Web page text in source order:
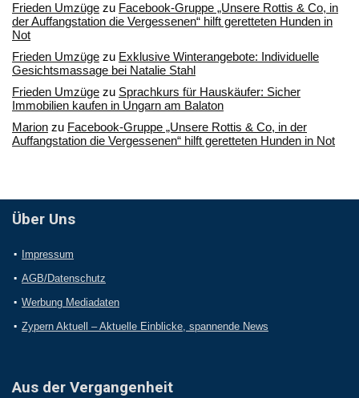
Frieden Umzüge zu Facebook-Gruppe „Unsere Rottis & Co, in
der Auffangstation die Vergessenen“ hilft geretteten Hunden in
Not
Frieden Umzüge zu Exklusive Winterangebote: Individuelle
Gesichtsmassage bei Natalie Stahl
Frieden Umzüge zu Sprachkurs für Hauskäufer: Sicher
Immobilien kaufen in Ungarn am Balaton
Marion zu Facebook-Gruppe „Unsere Rottis & Co, in der
Auffangstation die Vergessenen“ hilft geretteten Hunden in Not
Über Uns
Impressum
AGB/Datenschutz
Werbung Mediadaten
Zypern Aktuell – Aktuelle Einblicke, spannende News
Aus der Vergangenheit